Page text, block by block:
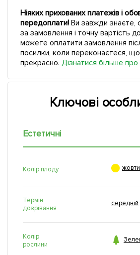
Ніяких прихованих платежів і
передоплати!Ви завжди знаєте,
за замовлення і точну вартість
можете оплатити замовлення
посилки, коли переконаєтеся,
прекрасно. Дізнатися більше
Ключові
Естетичні
Колір плоду 
Термін
дозрівання
середній
Колір
рослини
